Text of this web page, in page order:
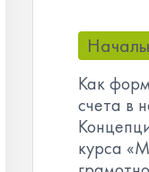
Как
счета в
курса